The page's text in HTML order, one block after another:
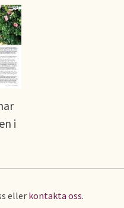
i
eller kontakta oss.